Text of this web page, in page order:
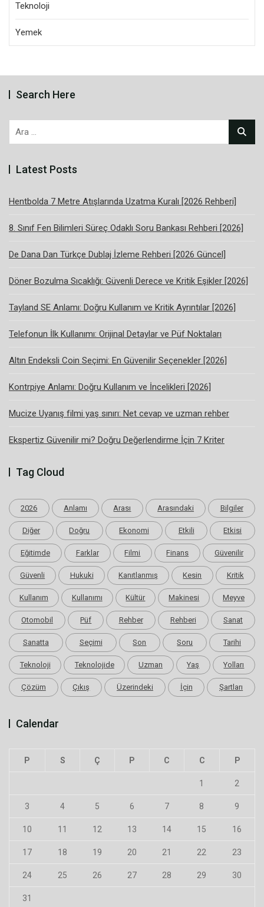
Teknoloji
Yemek
Search Here
Arama:
Latest Posts
Hentbolda 7 Metre Atışlarında Uzatma Kuralı [2026 Rehberi]
8. Sınıf Fen Bilimleri Süreç Odaklı Soru Bankası Rehberi [2026]
De Dana Dan Türkçe Dublaj İzleme Rehberi [2026 Güncel]
Döner Bozulma Sıcaklığı: Güvenli Derece ve Kritik Eşikler [2026]
Tayland SE Anlamı: Doğru Kullanım ve Kritik Ayrıntılar [2026]
Telefonun İlk Kullanımı: Orijinal Detaylar ve Püf Noktaları
Altın Endeksli Coin Seçimi: En Güvenilir Seçenekler [2026]
Kontrpiye Anlamı: Doğru Kullanım ve İncelikleri [2026]
Mucize Uyanış filmi yaş sınırı: Net cevap ve uzman rehber
Ekspertiz Güvenilir mi? Doğru Değerlendirme İçin 7 Kriter
Tag Cloud
2026 Anlamı Arası Arasındaki Bilgiler
Diğer Doğru Ekonomi Etkili Etkisi
Eğitimde Farklar Filmi Finans Güvenilir
Güvenli Hukuki Kanıtlanmış Kesin Kritik
Kullanım Kullanımı Kültür Makinesi Meyve
Otomobil Püf Rehber Rehberi Sanat
Sanatta Seçimi Son Soru Tarihi
Teknoloji Teknolojide Uzman Yaş Yolları
Çözüm Çıkış Üzerindeki İçin Şartları
Calendar
P S Ç P C C P
1 2
3 4 5 6 7 8 9
10 11 12 13 14 15 16
17 18 19 20 21 22 23
24 25 26 27 28 29 30
31